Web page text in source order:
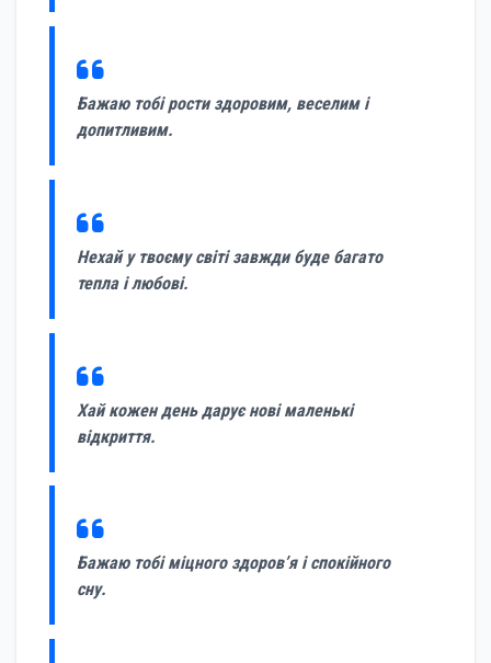
Бажаю тобі рости здоровим, веселим і
допитливим.
Нехай у твоєму світі завжди буде багато
тепла і любові.
Хай кожен день дарує нові маленькі
відкриття.
Бажаю тобі міцного здоров’я і спокійного
сну.